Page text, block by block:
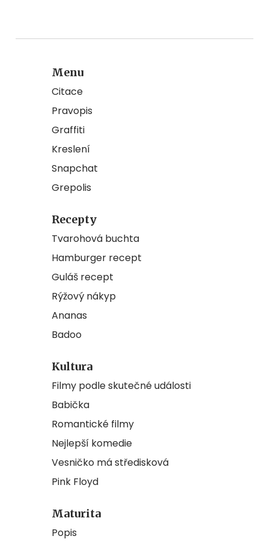
Menu
Citace
Pravopis
Graffiti
Kreslení
Snapchat
Grepolis
Recepty
Tvarohová buchta
Hamburger recept
Guláš recept
Rýžový nákyp
Ananas
Badoo
Kultura
Filmy podle skutečné události
Babička
Romantické filmy
Nejlepší komedie
Vesničko má středisková
Pink Floyd
Maturita
Popis